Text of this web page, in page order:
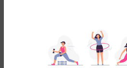
PRODOTTI CORRELATI